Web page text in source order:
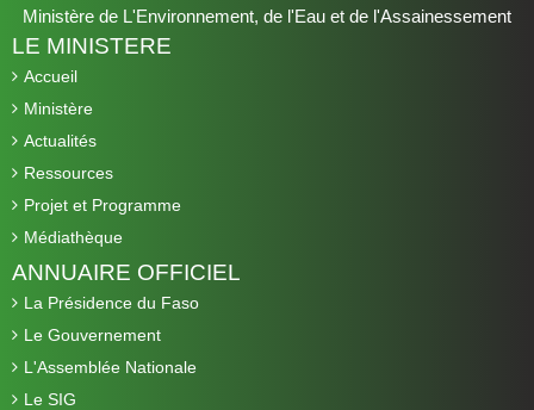
Ministère de L'Environnement, de l'Eau et de l'Assainessement
LE MINISTERE
Accueil
Ministère
Actualités
Ressources
Projet et Programme
Médiathèque
ANNUAIRE OFFICIEL
La Présidence du Faso
Le Gouvernement
L'Assemblée Nationale
Le SIG